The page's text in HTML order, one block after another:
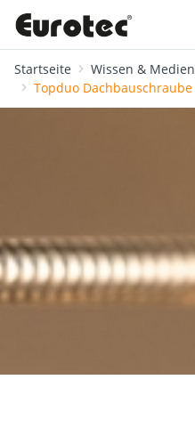
Startseite Wissen & Medien
Topduo Dachbauschraube